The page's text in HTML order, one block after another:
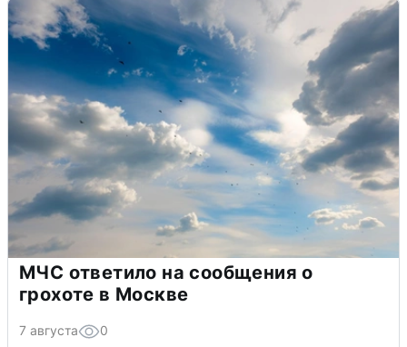
МЧС ответило на сообщения о
грохоте в Москве
7 августа 0